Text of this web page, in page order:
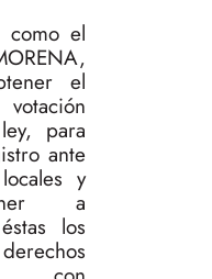
como el
el
para
ante
y
a
los